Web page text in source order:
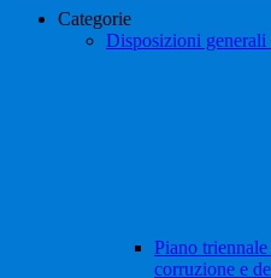
Categorie
Disposizioni generali
Piano
corruzione e